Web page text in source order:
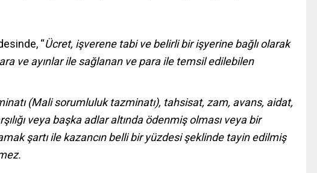
“Ücret, işverene tabi ve belirli bir işyerine bağlı olarak
ve ayınlar ile sağlanan ve para ile temsil edilebilen
(Mali sorumluluk tazminatı), tahsisat, zam, avans, aidat,
veya başka adlar altında ödenmiş olması veya bir
şartı ile kazancın belli bir yüzdesi şeklinde tayin edilmiş